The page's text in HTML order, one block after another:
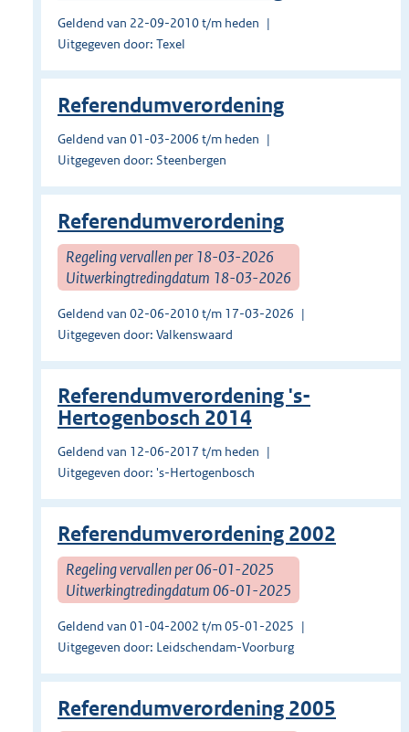
Geldend van 22-09-2010 t/m heden
Uitgegeven door: Texel
Referendumverordening
Geldend van 01-03-2006 t/m heden
Uitgegeven door: Steenbergen
Referendumverordening
Regeling vervallen per 18-03-2026
Uitwerkingtredingdatum 18-03-2026
Geldend van 02-06-2010 t/m 17-03-2026
Uitgegeven door: Valkenswaard
Referendumverordening 's-
Hertogenbosch 2014
Geldend van 12-06-2017 t/m heden
Uitgegeven door: 's-Hertogenbosch
Referendumverordening 2002
Regeling vervallen per 06-01-2025
Uitwerkingtredingdatum 06-01-2025
Geldend van 01-04-2002 t/m 05-01-2025
Uitgegeven door: Leidschendam-Voorburg
Referendumverordening 2005